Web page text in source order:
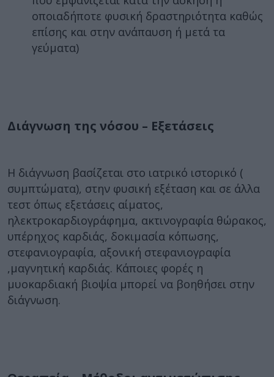
οποιαδήποτε φυσική δραστηριότητα καθώς
επίσης και στην ανάπαυση ή μετά τα
γεύματα)
Διάγνωση της νόσου – Εξετάσεις
H διάγνωση βασίζεται στο ιατρικό ιστορικό (
συμπτώματα), στην φυσική εξέταση και σε άλλα
τεστ όπως εξετάσεις αίματος,
ηλεκτροκαρδιογράφημα, ακτινογραφία θώρακος,
υπέρηχος καρδιάς, δοκιμασία κόπωσης,
στεφανιογραφία, αξονική στεφανιογραφία
,μαγνητική καρδιάς. Κάποιες φορές η
μυοκαρδιακή βιοψία μπορεί να βοηθήσει στην
διάγνωση.